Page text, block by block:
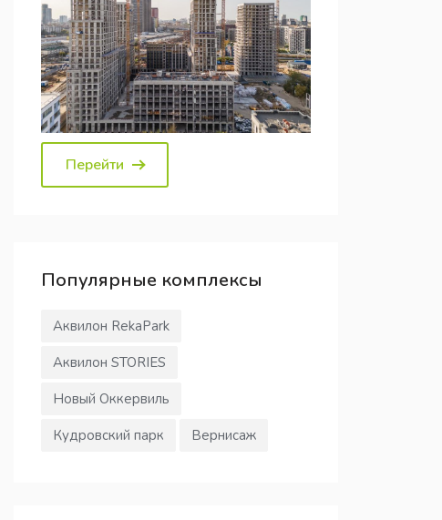
Перейти
Популярные комплексы
Аквилон RekaPark
Аквилон STORIES
Новый Оккервиль
Кудровский парк
Вернисаж